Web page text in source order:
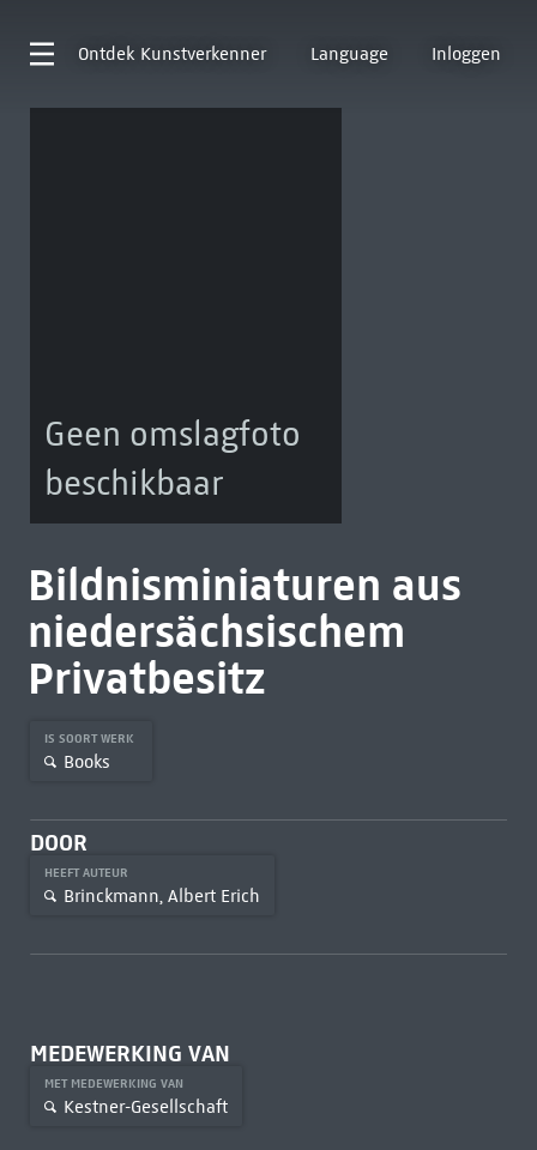
Ontdek Kunstverkenner Language Inloggen
Geen omslagfoto
beschikbaar
Bildnisminiaturen aus
niedersächsischem
Privatbesitz
IS SOORT WERK
Books
DOOR
HEEFT AUTEUR
Brinckmann, Albert Erich
MEDEWERKING VAN
MET MEDEWERKING VAN
Kestner-Gesellschaft